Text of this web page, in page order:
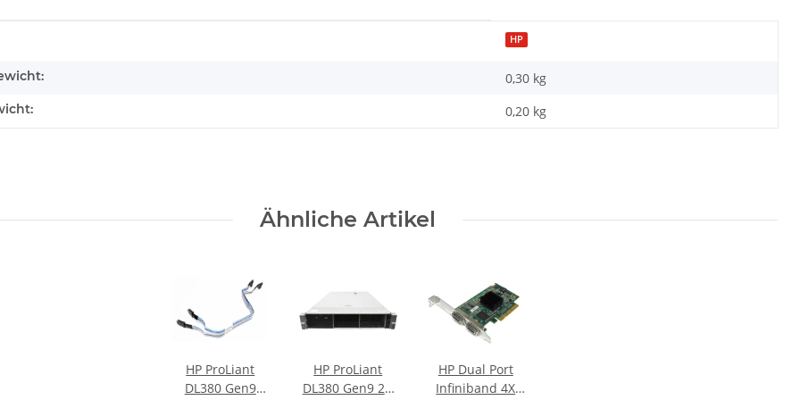
HP
0,30 kg
0,20 kg
Ähnliche Artikel
HP ProLiant
DL380 Gen9
HP ProLiant
DL380 Gen9 2U
HP Dual Port
Infiniband 4X